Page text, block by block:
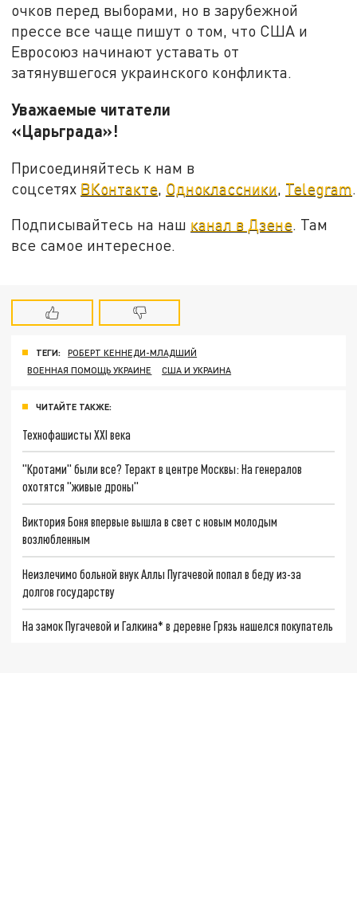
очков перед выборами, но в зарубежной
прессе все чаще пишут о том, что США и
Евросоюз начинают уставать от
затянувшегося украинского конфликта.
Уважаемые читатели
«Царьграда»!
Присоединяйтесь к нам в
соцсетях ВКонтакте Одноклассники Telegram
Подписывайтесь на наш канал в Дзене. Там
все самое интересное.
ТЕГИ:
РОБЕРТ КЕННЕДИ-МЛАДШИЙ
ВОЕННАЯ ПОМОЩЬ УКРАИНЕ
США И УКРАИНА
ЧИТАЙТЕ ТАКЖЕ:
Технофашисты XXI века
"Кротами" были все? Теракт в центре Москвы: На генералов
охотятся "живые дроны"
Виктория Боня впервые вышла в свет с новым молодым
возлюбленным
Неизлечимо больной внук Аллы Пугачевой попал в беду из-за
долгов государству
На замок Пугачевой и Галкина* в деревне Грязь нашелся покупатель